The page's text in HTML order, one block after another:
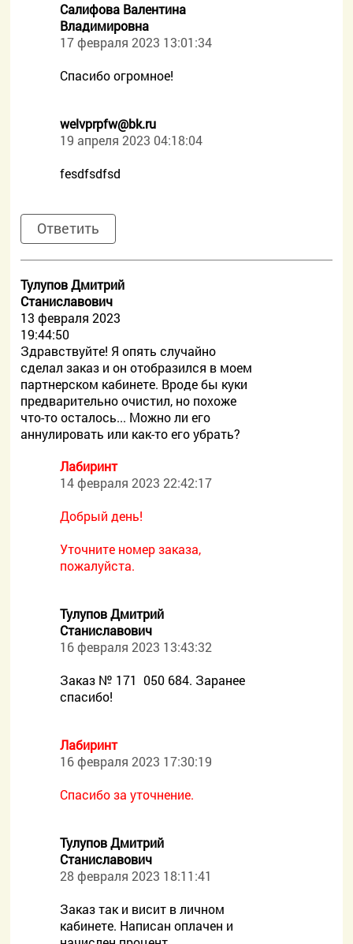
Салифова Валентина
Владимировна
17 февраля 2023 13:01:34
Спасибо огромное!
welvprpfw@bk.ru
19 апреля 2023 04:18:04
fesdfsdfsd
Ответить
Тулупов Дмитрий
Станиславович
13 февраля 2023
19:44:50
Здравствуйте! Я опять случайно
сделал заказ и он отобразился в моем
партнерском кабинете. Вроде бы куки
предварительно очистил, но похоже
что-то осталось... Можно ли его
аннулировать или как-то его убрать?
Лабиринт
14 февраля 2023 22:42:17
Добрый день!
Уточните номер заказа,
пожалуйста.
Тулупов Дмитрий
Станиславович
16 февраля 2023 13:43:32
Заказ № 171 050 684. Заранее
спасибо!
Лабиринт
16 февраля 2023 17:30:19
Спасибо за уточнение.
Тулупов Дмитрий
Станиславович
28 февраля 2023 18:11:41
Заказ так и висит в личном
кабинете. Написан оплачен и